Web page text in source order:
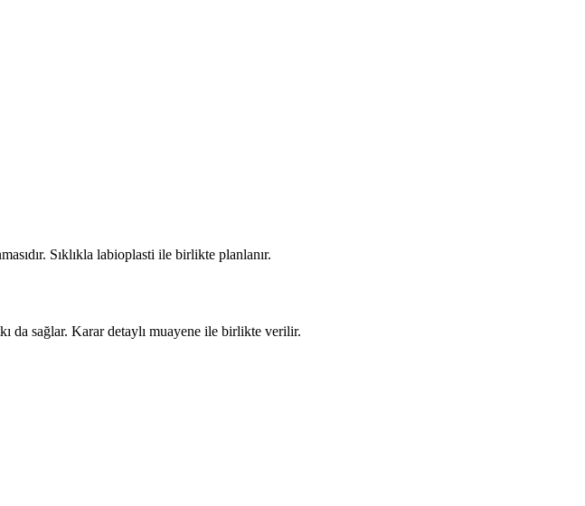
Sıklıkla labioplasti ile birlikte planlanır.
da sağlar. Karar detaylı muayene ile birlikte verilir.